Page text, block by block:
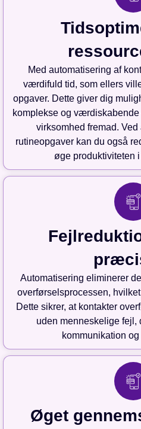
Med automatisering af
værdifuld tid, som ellers
opgaver. Dette giver dig
komplekse og
virksomhed fremad.
rutineopgaver kan du også
øge produktiviteten
Automatisering eliminerer
overførselsprocessen,
Dette sikrer, at kontakter
uden menneskelige fejl,
kommunikation
Øget